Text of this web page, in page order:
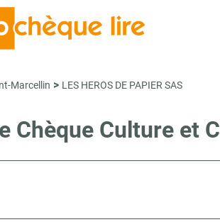
Marcellin > LES HEROS DE PAPIER SAS
Chèque Culture et